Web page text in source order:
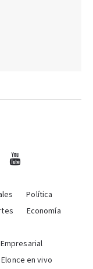
Política
Economía
Elonce en vivo